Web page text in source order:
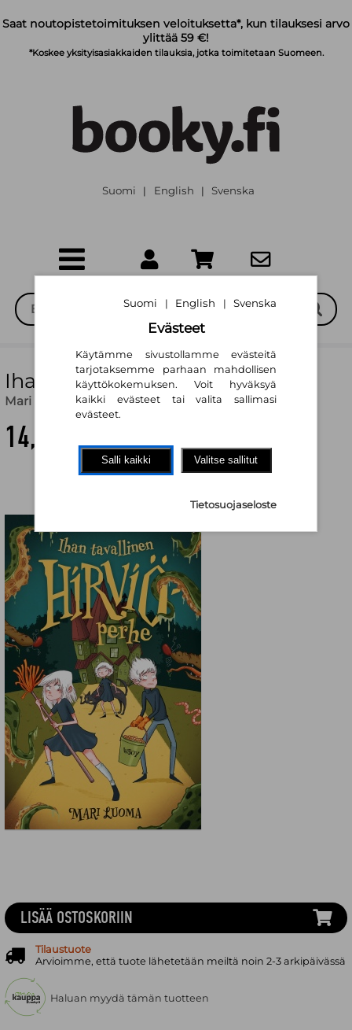
Saat noutopistetoimituksen veloituksetta*, kun tilauksesi arvo
ylittää 59 €!
*Koskee yksityisasiakkaiden tilauksia, jotka toimitetaan Suomeen.
Suomi | English | Svenska
Ihan tavallinen hirviöperhe
Mari Luoma,Mari Luoma (kuv.)
14,30 €
LISÄÄ OSTOSKORIIN
Tilaustuote
Arvioimme, että tuote lähetetään meiltä noin 2-3 arkipäivässä
Haluan myydä tämän tuotteen
Suomi | English | Svenska
Evästeet
Käytämme sivustollamme evästeitä
tarjotaksemme parhaan mahdollisen
käyttökokemuksen. Voit hyväksyä
kaikki evästeet tai valita sallimasi
evästeet.
Salli kaikki Valitse sallitut
Tietosuojaseloste